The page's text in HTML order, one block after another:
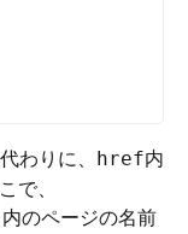
わりに、 href内
で、
のページの名前